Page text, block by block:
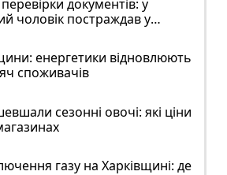
документів: у
чоловік постраждав у
енергетики відновлюють
споживачів
сезонні овочі: які ціни
газу на Харківщині: де